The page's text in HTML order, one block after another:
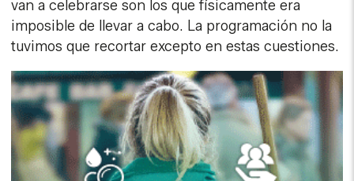
van a celebrarse son los que físicamente era
imposible de llevar a cabo. La programación no la
tuvimos que recortar excepto en estas cuestiones.